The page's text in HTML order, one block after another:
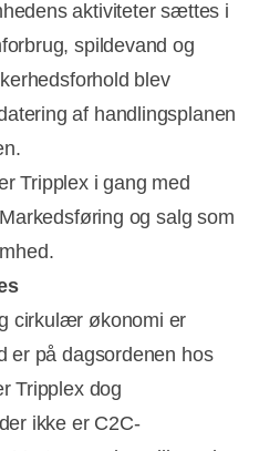
aktiviteter sættes i
spildevand og
blev
af handlingsplanen
Tripplex i gang med
og salg som
cirkulær økonomi er
er på dagsordenen hos
Tripplex dog
ikke er C2C-